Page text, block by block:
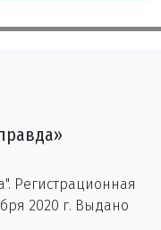
Регистрационная
2020 г. Выдано